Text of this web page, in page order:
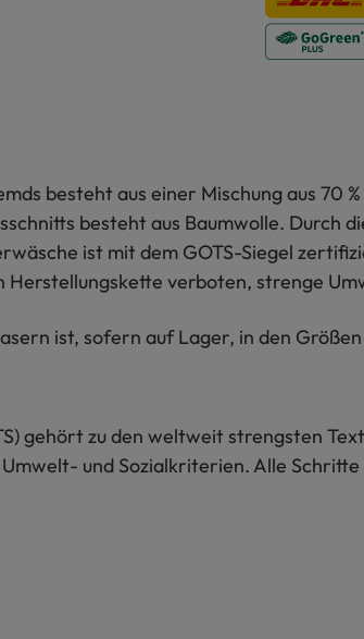
besteht aus einer Mischung aus 70
besteht aus Baumwolle.
ist mit dem GOTS-Siegel
verboten, strenge
ist, sofern auf Lager, in den
gehört zu den weltweit strengsten
und Sozialkriterien. Alle